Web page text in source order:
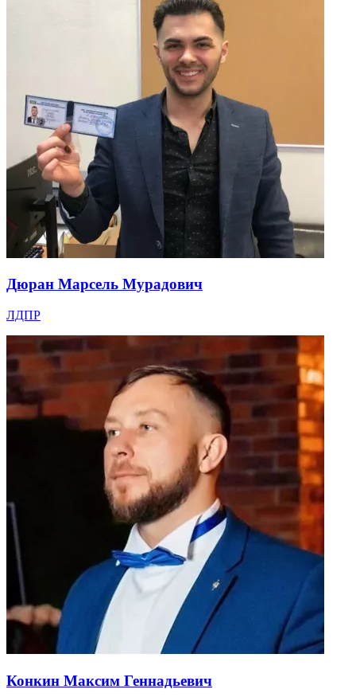
Дюран Марсель Мурадович
ЛДПР
Конкин Максим Геннадьевич